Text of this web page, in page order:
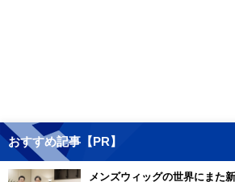
おすすめ記事【PR】
メンズウィッグの世界にまた